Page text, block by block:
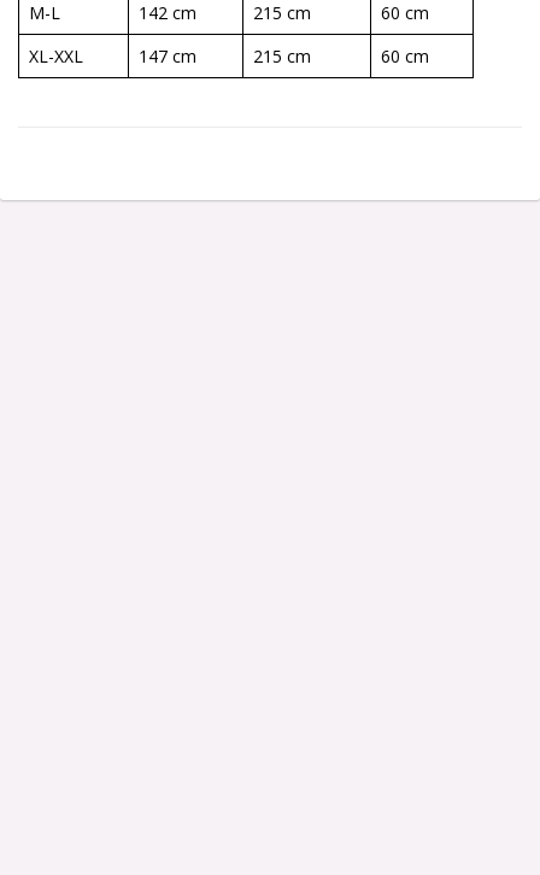
M-L
142 cm 215 cm
60 cm
XL-XXL
147 cm 215 cm 60 cm